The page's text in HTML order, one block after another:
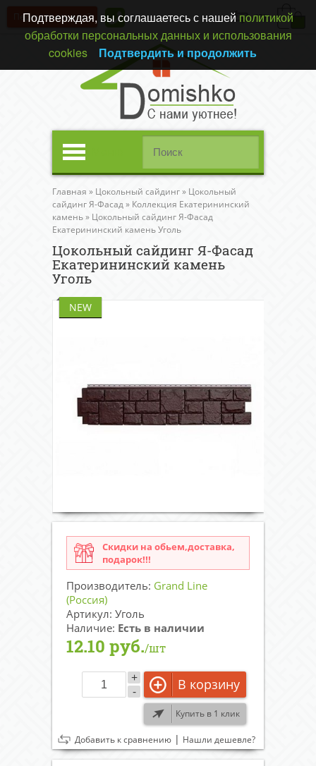
(0)
Перезвонить вам?
Главная » Цокольный сайдинг» Цокольный
сайдинг Я-Фасад» Коллекция Екатерининский
камень» Цокольный сайдинг Я-Фасад
Екатерининский камень Уголь
Цокольный сайдинг Я-Фасад
Екатерининский камень
Уголь
NEW
Скидки на обьем,доставка,
подарок!!!
Производитель: Grand Line
(Россия)
Артикул: Уголь
Наличие: Есть в наличии
12.10 руб./шт
-
+ В корзину
Купить в 1 клик
Добавить к сравнению | Нашли дешевле?
Подтверждая, вы соглашаетесь с нашей политикой
обработки персональных данных и использования
cookies
Подтвердить и продолжить